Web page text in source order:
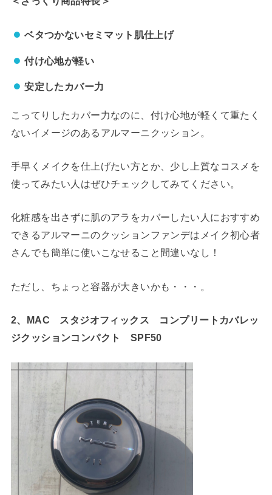
ベタつかないセミマット肌仕上げ
付け心地が軽い
安定したカバー力
こってりしたカバー力なのに、付け心地が軽くて重たく
ないイメージのあるアルマーニクッション。
手早くメイクを仕上げたい方とか、少し上質なコスメを
使ってみたい人はぜひチェックしてみてください。
化粧感を出さずに肌のアラをカバーしたい人におすすめ
できるアルマーニのクッションファンデはメイク初心者
さんでも簡単に使いこなせること間違いなし！
ただし、ちょっと容器が大きいかも・・・。
2、MAC スタジオフィックス コンプリートカバレッ
ジクッションコンパクト SPF50